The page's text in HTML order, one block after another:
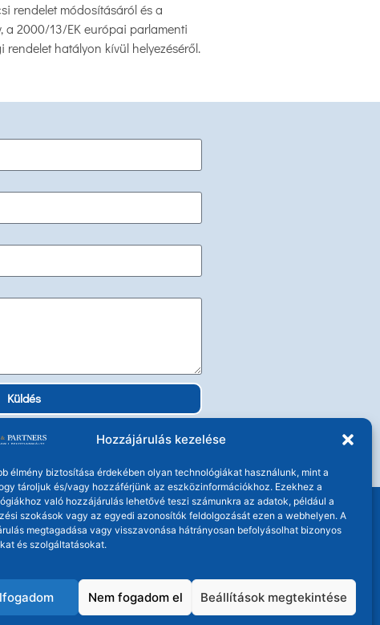
Hozzájárulás kezelése
élmény biztosítása érdekében olyan technológiákat használunk, mint a
tároljuk és/vagy hozzáférjünk az eszközinformációkhoz. Ezekhez a
való hozzájárulás lehetővé teszi számunkra az adatok, például a
szokások vagy az egyedi azonosítók feldolgozását ezen a webhelyen. A
megtagadása vagy visszavonása hátrányosan befolyásolhat bizonyos
és szolgáltatásokat.
Nem fogadom el Beállítások megtekintése
rendelet módosításáról és a
a 2000/13/EK európai parlamenti
hatályon kívül helyezéséről.
Küldés
fenntartva!